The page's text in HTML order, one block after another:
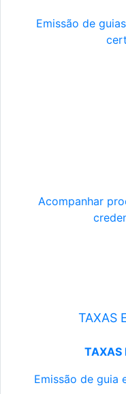
Emissão de
Acompanhar
TAXAS
TAXAS
Emissão de guia